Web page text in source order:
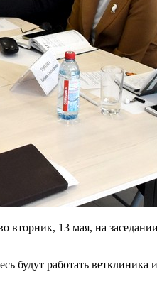
13 мая, на
будут работать